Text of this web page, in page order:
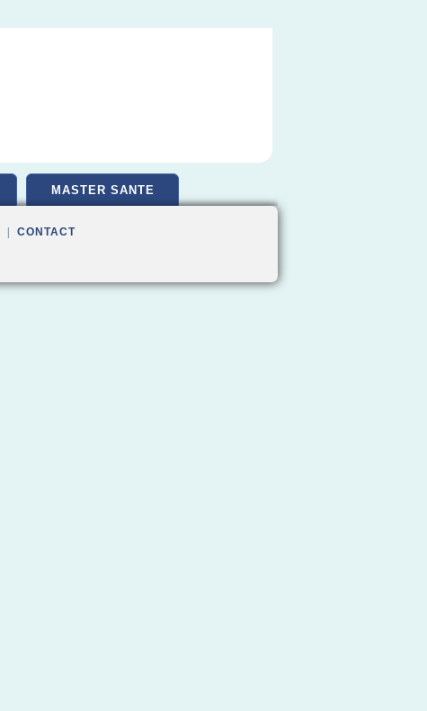
MASTER SANTE
CONTACT